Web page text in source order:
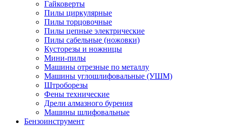
Гайковерты
Пилы циркулярные
Пилы торцовочные
Пилы цепные электрические
Пилы сабельные (ножовки)
Кусторезы и ножницы
Мини-пилы
Машины отрезные по металлу
Машины углошлифовальные (УШМ)
Штроборезы
Фены технические
Дрели алмазного бурения
Машины шлифовальные
Бензоинструмент